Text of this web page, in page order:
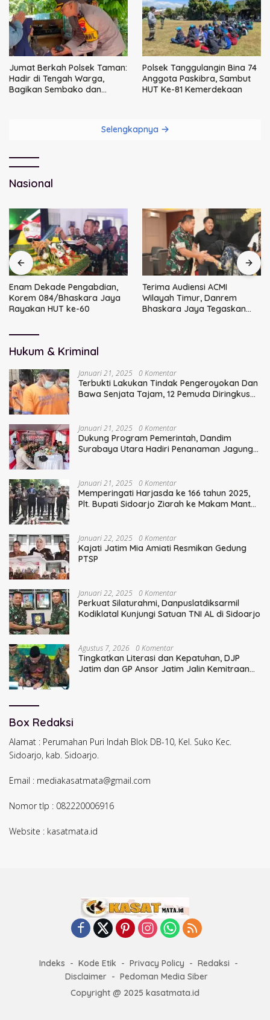
Jumat Berkah Polsek Taman:
Hadir di Tengah Warga,
Bagikan Sembako dan
Polsek Tanggulangin Bina 74
Anggota Paskibra, Sambut
HUT Ke-81 Kemerdekaan
Selengkapnya
Nasional
Enam Dekade Pengabdian,
Korem 084/Bhaskara Jaya
Rayakan HUT ke-60
Terima Audiensi ACMI
Wilayah Timur, Danrem
Bhaskara Jaya Tegaskan
Hukum & Kriminal
Januari 21, 2025 0 Komentar
Terbukti Lakukan Tindak Pengeroyokan Dan
Bawa Senjata Tajam, 12 Pemuda Diringkus
Januari 21, 2025 0 Komentar
Dukung Program Pemerintah, Dandim
Surabaya Utara Hadiri Penanaman Jagung
Januari 21, 2025 0 Komentar
Memperingati Harjasda ke 166 tahun 2025,
Plt. Bupati Sidoarjo Ziarah ke Makam Mantan
Januari 22, 2025 0 Komentar
Kajati Jatim Mia Amiati Resmikan Gedung
PTSP
Januari 22, 2025 0 Komentar
Perkuat Silaturahmi, Danpuslatdiksarmil
Kodiklatal Kunjungi Satuan TNI AL di Sidoarjo
Agustus 7, 2026 0 Komentar
Tingkatkan Literasi dan Kepatuhan, DJP
Jatim dan GP Ansor Jatim Jalin Kemitraan
Box Redaksi
Alamat : Perumahan Puri Indah Blok DB-10, Kel. Suko Kec.
Sidoarjo, kab. Sidoarjo.
Email : mediakasatmata@gmail.com
Nomor tlp : 082220006916
Website : kasatmata.id
Indeks Kode Etik Privacy Policy
Redaksi
Disclaimer
Pedoman Media Siber
Copyright @ 2025 kasatmata.id